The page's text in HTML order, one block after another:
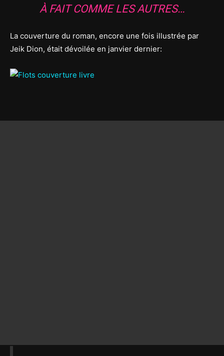
À FAIT COMME LES AUTRES…
La couverture du roman, encore une fois illustrée par
Jeik Dion, était dévoilée en janvier dernier: